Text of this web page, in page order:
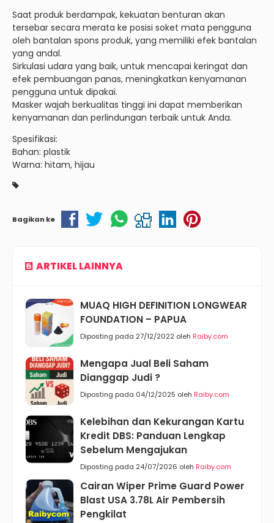
Saat produk berdampak, kekuatan benturan akan
tersebar secara merata ke posisi soket mata pengguna
oleh bantalan spons produk, yang memiliki efek bantalan
yang andal.
Sirkulasi udara yang baik, untuk mencapai keringat dan
efek pembuangan panas, meningkatkan kenyamanan
pengguna untuk dipakai.
Masker wajah berkualitas tinggi ini dapat memberikan
kenyamanan dan perlindungan terbaik untuk Anda.
Spesifikasi:
Bahan: plastik
Warna: hitam, hijau
Bagikan ke
ARTIKEL LAINNYA
MUAQ HIGH DEFINITION LONGWEAR
FOUNDATION – PAPUA
Diposting pada 27/12/2022 oleh Raiby.com
Mengapa Jual Beli Saham
Dianggap Judi ?
Diposting pada 04/12/2025 oleh Raiby.com
Kelebihan dan Kekurangan Kartu
Kredit DBS: Panduan Lengkap
Sebelum Mengajukan
Diposting pada 24/07/2026 oleh Raiby.com
Cairan Wiper Prime Guard Power
Blast USA 3.78L Air Pembersih
Pengkilat